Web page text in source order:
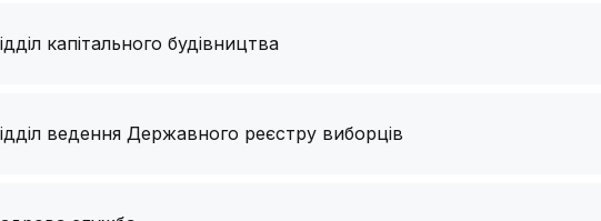
капітального будівництва
ведення Державного реєстру виборців